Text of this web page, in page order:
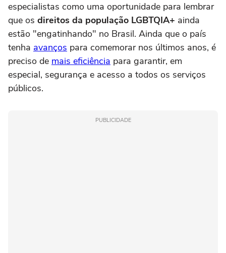
especialistas como uma oportunidade para lembrar
que os direitos da população LGBTQIA+ ainda
estão "engatinhando" no Brasil. Ainda que o país
tenha avanços para comemorar nos últimos anos, é
preciso de mais eficiência para garantir, em
especial, segurança e acesso a todos os serviços
públicos.
PUBLICIDADE